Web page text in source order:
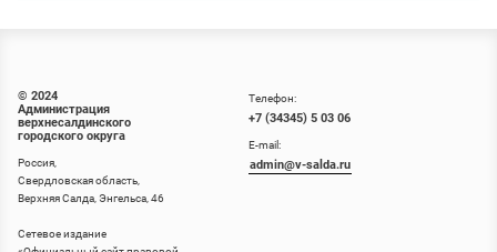
© 2024
Администрация
верхнесалдинского
городского округа
Россия,
Свердловская область,
Верхняя Салда, Энгельса, 46
Сетевое издание
Телефон:
+7 (34345) 5 03 06
E-mail:
admin@v-salda.ru